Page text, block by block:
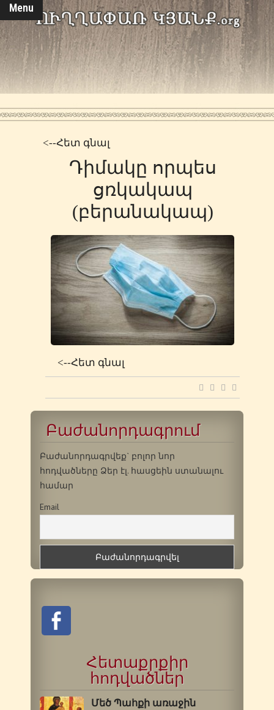
Menu
<--Հետ գնալ
Դիմակը որպես
ցռկակապ
(բերանակապ)
<--Հետ գնալ
Բաժանորդագրում
Բաժանորդագրվեք` բոլոր նոր
հոդվածները Ձեր էլ. հասցեին ստանալու
համար
Email
Հետաքրքիր
հոդվածներ
Մեծ Պահքի առաջին